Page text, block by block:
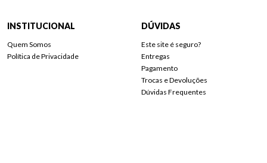
INSTITUCIONAL
Quem Somos
Política de Privacidade
DÚVIDAS
Este site é seguro?
Entregas
Pagamento
Trocas e Devoluções
Dúvidas Frequentes